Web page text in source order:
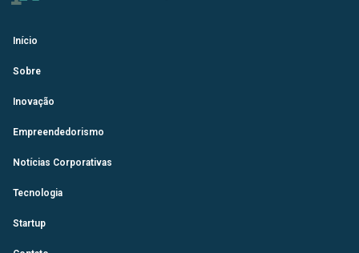
Início
Sobre
Inovação
Empreendedorismo
Notícias Corporativas
Tecnologia
Startup